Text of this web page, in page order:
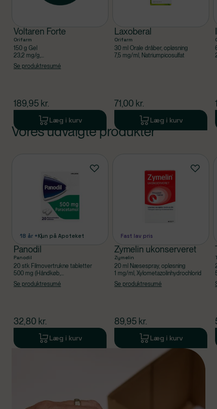
Voltaren Forte
Orifarm
150 g Gel
23,2 mg/g,
Diclofenacdiethylammonium
Se produktresumé
$nuværende pris
189,95 kr.
Læg i kurv
Laxoberal
Orifarm
30 ml Orale dråber, opløsning
7,5 mg/ml, Natriumpicosulfat
$nuværende pris
71,00 kr.
Læg i kurv
Produkt 1 af 0
Vores udvalgte produkter
18 år +Kun på Apoteket
Panodil
Panodil
20 stk Filmovertrukne tabletter
500 mg (Håndkøb,
apoteksforbeholdt), Paracetamol
Se produktresumé
$nuværende pris
32,80 kr.
Læg i kurv
Fast lav pris
Zymelin ukonserveret
Zymelin
20 ml Næsespray, opløsning
1 mg/ml, Xylometazolinhydrochlorid
Se produktresumé
$nuværende pris
89,95 kr.
Læg i kurv